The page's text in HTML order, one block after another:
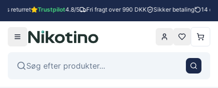
returret Trustpilot4.8/5 Fri fragt over 990 DKK Sikker betaling 14